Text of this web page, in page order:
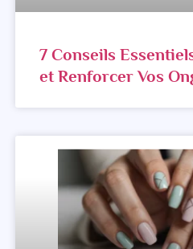
7 Conseils
et Renforcer Vos